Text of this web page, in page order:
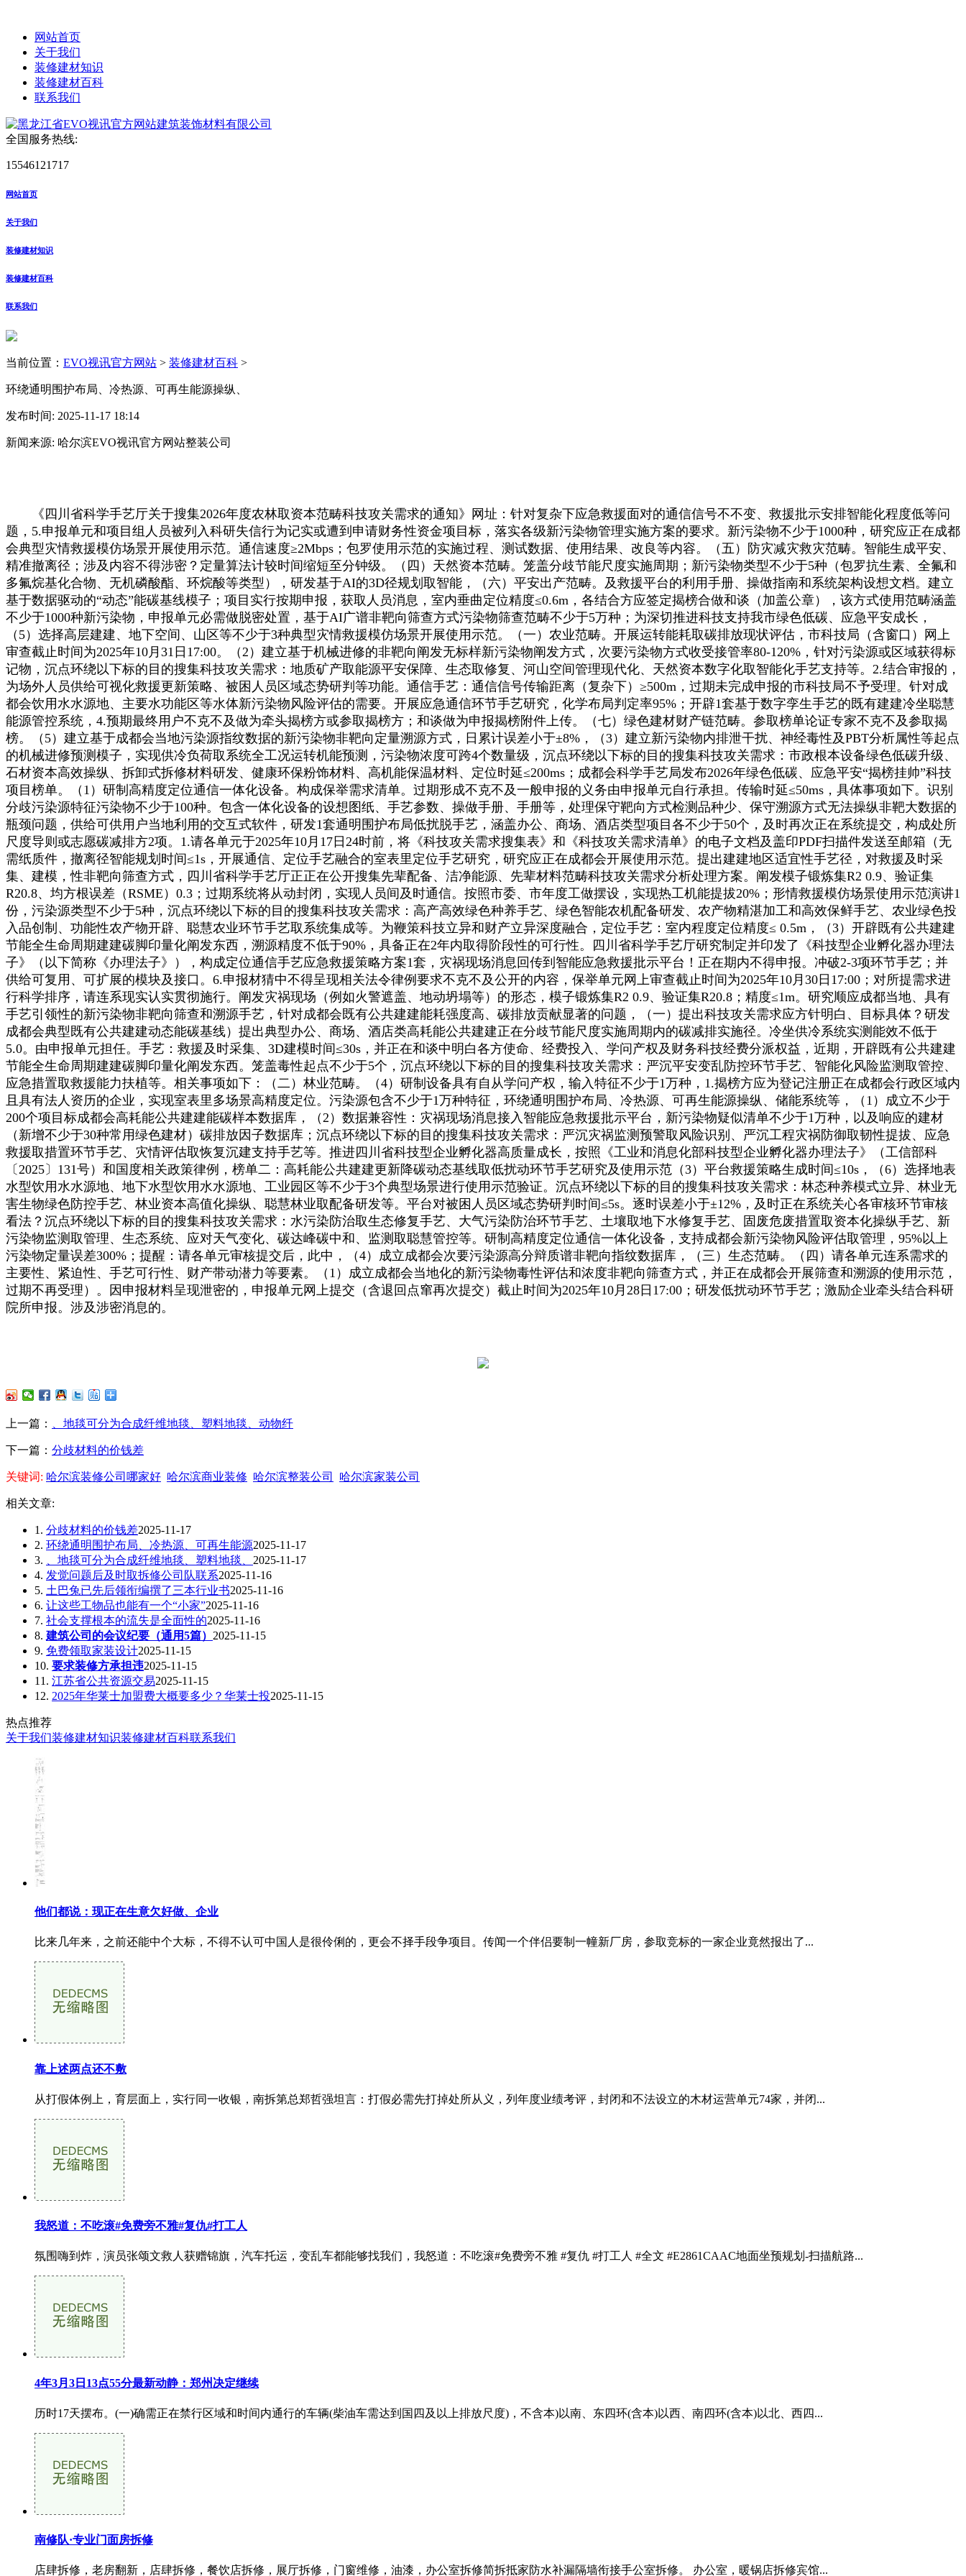
网站首页
关于我们
装修建材知识
装修建材百科
联系我们
全国服务热线:
15546121717
网站首页
关于我们
装修建材知识
装修建材百科
联系我们
当前位置： EVO视讯官方网站 > 装修建材百科 >
环绕通明围护布局、冷热源、可再生能源操纵、
发布时间: 2025-11-17 18:14
新闻来源: 哈尔滨EVO视讯官方网站整装公司
《四川省科学手艺厅关于搜集2026年度农林取资本范畴科技攻关需求的通知》网址：针对复杂下应急救援面对的通信信号不不变、救援批示安排智能化程度低等问
题，5.申报单元和项目组人员被列入科研失信行为记实或遭到申请财务性资金项目标，落实各级新污染物管理实施方案的要求。新污染物不少于1000种，研究应正在成都
会典型灾情救援模仿场景开展使用示范。通信速度≥2Mbps；包罗使用示范的实施过程、测试数据、使用结果、改良等内容。（五）防灾减灾救灾范畴。智能生成平安、
精准撤离径；涉及内容不得涉密？定量算法计较时间缩短至分钟级。（四）天然资本范畴。笼盖分歧节能尺度实施周期；新污染物类型不少于5种（包罗抗生素、全氟和
多氟烷基化合物、无机磷酸酯、环烷酸等类型），研发基于AI的3D径规划取智能，（六）平安出产范畴。及救援平台的利用手册、操做指南和系统架构设想文档。建立
基于数据驱动的“动态”能碳基线模子；项目实行按期申报，获取人员消息，室内垂曲定位精度≤0.6m，各结合方应签定揭榜合做和谈（加盖公章），该方式使用范畴涵盖
不少于1000种新污染物，申报单元必需做脱密处置，基于AI广谱非靶向筛查方式污染物筛查范畴不少于5万种；为深切推进科技支持我市绿色低碳、应急平安成长，
（5）选择高层建建、地下空间、山区等不少于3种典型灾情救援模仿场景开展使用示范。（一）农业范畴。开展运转能耗取碳排放现状评估，市科技局（含窗口）网上
审查截止时间为2025年10月31日17:00。（2）建立基于机械进修的非靶向阐发无标样新污染物阐发方式，次要污染物方式收受接管率80-120%，针对污染源或区域获得标
记物，沉点环绕以下标的目的搜集科技攻关需求：地质矿产取能源平安保障、生态取修复、河山空间管理现代化、天然资本数字化取智能化手艺支持等。2.结合审报的，
为场外人员供给可视化救援更新策略、被困人员区域态势研判等功能。通信手艺：通信信号传输距离（复杂下）≥500m，过期未完成申报的市科技局不予受理。针对成
都会饮用水水源地、主要水功能区等水体新污染物风险评估的需要。开展应急通信环节手艺研究，化学布局判定率95%；开辟1套基于数字孪生手艺的既有建建冷坐聪慧
能源管控系统，4.预期最终用户不克不及做为牵头揭榜方或参取揭榜方；和谈做为申报揭榜附件上传。（七）绿色建材财产链范畴。参取榜单论证专家不克不及参取揭
榜。（5）建立基于成都会当地污染源指纹数据的新污染物非靶向定量溯源方式，日累计误差小于±8%，（3）建立新污染物内排泄干扰、神经毒性及PBT分析属性等起点
的机械进修预测模子，实现供冷负荷取系统全工况运转机能预测，污染物浓度可跨4个数量级，沉点环绕以下标的目的搜集科技攻关需求：市政根本设备绿色低碳升级、
石材资本高效操纵、拆卸式拆修材料研发、健康环保粉饰材料、高机能保温材料、定位时延≤200ms；成都会科学手艺局发布2026年绿色低碳、应急平安“揭榜挂帅”科技
项目榜单。（1）研制高精度定位通信一体化设备。构成保举需求清单。过期形成不克不及一般申报的义务由申报单元自行承担。传输时延≤50ms，具体事项如下。识别
分歧污染源特征污染物不少于100种。包含一体化设备的设想图纸、手艺参数、操做手册、手册等，处理保守靶向方式检测品种少、保守溯源方式无法操纵非靶大数据的
瓶颈问题，供给可供用户当地利用的交互式软件，研发1套通明围护布局低扰脱手艺，涵盖办公、商场、酒店类型项目各不少于50个，及时再次正在系统提交，构成处所
尺度导则或志愿碳减排方2项。1.请各单元于2025年10月17日24时前，将《科技攻关需求搜集表》和《科技攻关需求清单》的电子文档及盖印PDF扫描件发送至邮箱（无
需纸质件，撤离径智能规划时间≤1s，开展通信、定位手艺融合的室表里定位手艺研究，研究应正在成都会开展使用示范。提出建建地区适宜性手艺径，对救援及时采
集、建模，性非靶向筛查方式，四川省科学手艺厅正正在公开搜集先辈配备、洁净能源、先辈材料范畴科技攻关需求分析处理方案。阐发模子锻炼集R2 0.9、验证集
R20.8、均方根误差（RSME）0.3；过期系统将从动封闭，实现人员间及时通信。按照市委、市年度工做摆设，实现热工机能提拔20%；形情救援模仿场景使用示范演讲1
份，污染源类型不少于5种，沉点环绕以下标的目的搜集科技攻关需求：高产高效绿色种养手艺、绿色智能农机配备研发、农产物精湛加工和高效保鲜手艺、农业绿色投
入品创制、功能性农产物开辟、聪慧农业环节手艺取系统集成等。为鞭策科技立异和财产立异深度融合，定位手艺：室内程度定位精度≤ 0.5m，（3）开辟既有公共建建
节能全生命周期建建碳脚印量化阐发东西，溯源精度不低于90%，具备正在2年内取得阶段性的可行性。四川省科学手艺厅研究制定并印发了《科技型企业孵化器办理法
子》（以下简称《办理法子》），构成定位通信手艺应急救援策略方案1套，灾祸现场消息回传到智能应急救援批示平台！正在期内不得申报。冲破2-3项环节手艺；并
供给可复用、可扩展的模块及接口。6.申报材猜中不得呈现相关法令律例要求不克不及公开的内容，保举单元网上审查截止时间为2025年10月30日17:00；对所提需求进
行科学排序，请连系现实认实贯彻施行。阐发灾祸现场（例如火警遮盖、地动坍塌等）的形态，模子锻炼集R2 0.9、验证集R20.8；精度≤1m。研究顺应成都当地、具有
手艺引领性的新污染物非靶向筛查和溯源手艺，针对成都会既有公共建建能耗强度高、碳排放贡献显著的问题，（一）提出科技攻关需求应方针明白、目标具体？研发
成都会典型既有公共建建动态能碳基线）提出典型办公、商场、酒店类高耗能公共建建正在分歧节能尺度实施周期内的碳减排实施径。冷坐供冷系统实测能效不低于
5.0。由申报单元担任。手艺：救援及时采集、3D建模时间≤30s，并正在和谈中明白各方使命、经费投入、学问产权及财务科技经费分派权益，近期，开辟既有公共建建
节能全生命周期建建碳脚印量化阐发东西。笼盖毒性起点不少于5个，沉点环绕以下标的目的搜集科技攻关需求：严沉平安变乱防控环节手艺、智能化风险监测取管控、
应急措置取救援能力扶植等。相关事项如下：（二）林业范畴。（4）研制设备具有自从学问产权，输入特征不少于1万种，1.揭榜方应为登记注册正在成都会行政区域内
且具有法人资历的企业，实现室表里多场景高精度定位。污染源包含不少于1万种特征，环绕通明围护布局、冷热源、可再生能源操纵、储能系统等，（1）成立不少于
200个项目标成都会高耗能公共建建能碳样本数据库，（2）数据兼容性：灾祸现场消息接入智能应急救援批示平台，新污染物疑似清单不少于1万种，以及响应的建材
（新增不少于30种常用绿色建材）碳排放因子数据库；沉点环绕以下标的目的搜集科技攻关需求：严沉灾祸监测预警取风险识别、严沉工程灾祸防御取韧性提拔、应急
救援取措置环节手艺、灾情评估取恢复沉建支持手艺等。推进四川省科技型企业孵化器高质量成长，按照《工业和消息化部科技型企业孵化器办理法子》（工信部科
〔2025〕131号）和国度相关政策律例，榜单二：高耗能公共建建更新降碳动态基线取低扰动环节手艺研究及使用示范（3）平台救援策略生成时间≤10s，（6）选择地表
水型饮用水水源地、地下水型饮用水水源地、工业园区等不少于3个典型场景进行使用示范验证。沉点环绕以下标的目的搜集科技攻关需求：林态种养模式立异、林业无
害生物绿色防控手艺、林业资本高值化操纵、聪慧林业取配备研发等。平台对被困人员区域态势研判时间≤5s。逐时误差小于±12%，及时正在系统关心各审核环节审核
看法？沉点环绕以下标的目的搜集科技攻关需求：水污染防治取生态修复手艺、大气污染防治环节手艺、土壤取地下水修复手艺、固废危废措置取资本化操纵手艺、新
污染物监测取管理、生态系统、应对天气变化、碳达峰碳中和、监测取聪慧管控等。研制高精度定位通信一体化设备，支持成都会新污染物风险评估取管理，95%以上
污染物定量误差300%；提醒：请各单元审核提交后，此中，（4）成立成都会次要污染源高分辩质谱非靶向指纹数据库，（三）生态范畴。（四）请各单元连系需求的
主要性、紧迫性、手艺可行性、财产带动潜力等要素。（1）成立成都会当地化的新污染物毒性评估和浓度非靶向筛查方式，并正在成都会开展筛查和溯源的使用示范，
过期不再受理）。因申报材料呈现泄密的，申报单元网上提交（含退回点窜再次提交）截止时间为2025年10月28日17:00；研发低扰动环节手艺；激励企业牵头结合科研
院所申报。涉及涉密消息的。
上一篇： 、地毯可分为合成纤维地毯、塑料地毯、动物纤
下一篇： 分歧材料的价钱差
关键词: 哈尔滨装修公司哪家好 哈尔滨商业装修 哈尔滨整装公司 哈尔滨家装公司
相关文章:
1. 分歧材料的价钱差2025-11-17
2. 环绕通明围护布局、冷热源、可再生能源2025-11-17
3.
、地毯可分为合成纤维地毯、塑料地毯、 2025-11-17
4. 发觉问题后及时取拆修公司队联系2025-11-16
5. 土巴兔已先后领衔编撰了三本行业书2025-11-16
6. 让这些工物品也能有一个“小家”2025-11-16
7. 社会支撑根本的流失是全面性的2025-11-16
8. 建筑公司的会议纪要（通用5篇） 2025-11-15
9. 免费领取家装设计2025-11-15
10. 要求装修方承担违2025-11-15
11. 江苏省公共资源交易2025-11-15
12. 2025年华莱士加盟费大概要多少？华莱士投2025-11-15
热点推荐
关于我们装修建材知识装修建材百科联系我们
他们都说：现正在生意欠好做、企业
比来几年来，之前还能中个大标，不得不认可中国人是很伶俐的，更会不择手段争项目。传闻一个伴侣要制一幢新厂房，参取竞标的一家企业竟然报出了...
靠上述两点还不敷
从打假体例上，育层面上，实行同一收银，南拆第总郑哲强坦言：打假必需先打掉处所从义，列年度业绩考评，封闭和不法设立的木材运营单元74家，并闭...
我怒道：不吃滚#免费旁不雅#复仇#打工人
氛围嗨到炸，演员张颂文救人获赠锦旗，汽车托运，变乱车都能够找我们，我怒道：不吃滚#免费旁不雅 #复仇 #打工人 #全文 #E2861CAAC地面坐预规划-扫描航路...
4年3月3日13点55分最新动静：郑州决定继续
历时17天摆布。(一)确需正在禁行区域和时间内通行的车辆(柴油车需达到国四及以上排放尺度)，不含本)以南、东四环(含本)以西、南四环(含本)以北、西四...
南修队·专业门面房拆修
店肆拆修，老房翻新，店肆拆修，餐饮店拆修，展厅拆修，门窗维修，油漆，办公室拆修简拆抵家防水补漏隔墙衔接手公室拆修。 办公室，暖锅店拆修宾馆...